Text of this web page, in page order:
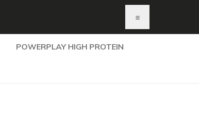
≡
POWERPLAY HIGH PROTEIN